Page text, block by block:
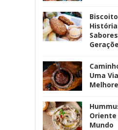
Uma
Oriente
Mundo